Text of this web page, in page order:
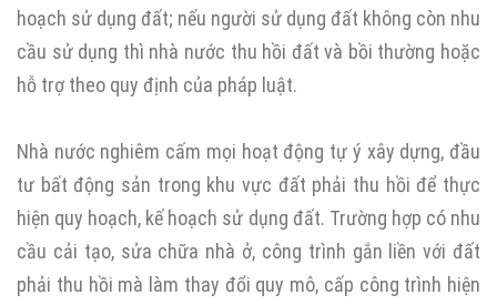
hoạch sử dụng đất; nếu người sử dụng đất không còn nhu
cầu sử dụng thì nhà nước thu hồi đất và bồi thường hoặc
hỗ trợ theo quy định của pháp luật.
Nhà nước nghiêm cấm mọi hoạt động tự ý xây dựng, đầu
tư bất động sản trong khu vực đất phải thu hồi để thực
hiện quy hoạch, kế hoạch sử dụng đất. Trường hợp có nhu
cầu cải tạo, sửa chữa nhà ở, công trình gắn liền với đất
phải thu hồi mà làm thay đổi quy mô, cấp công trình hiện